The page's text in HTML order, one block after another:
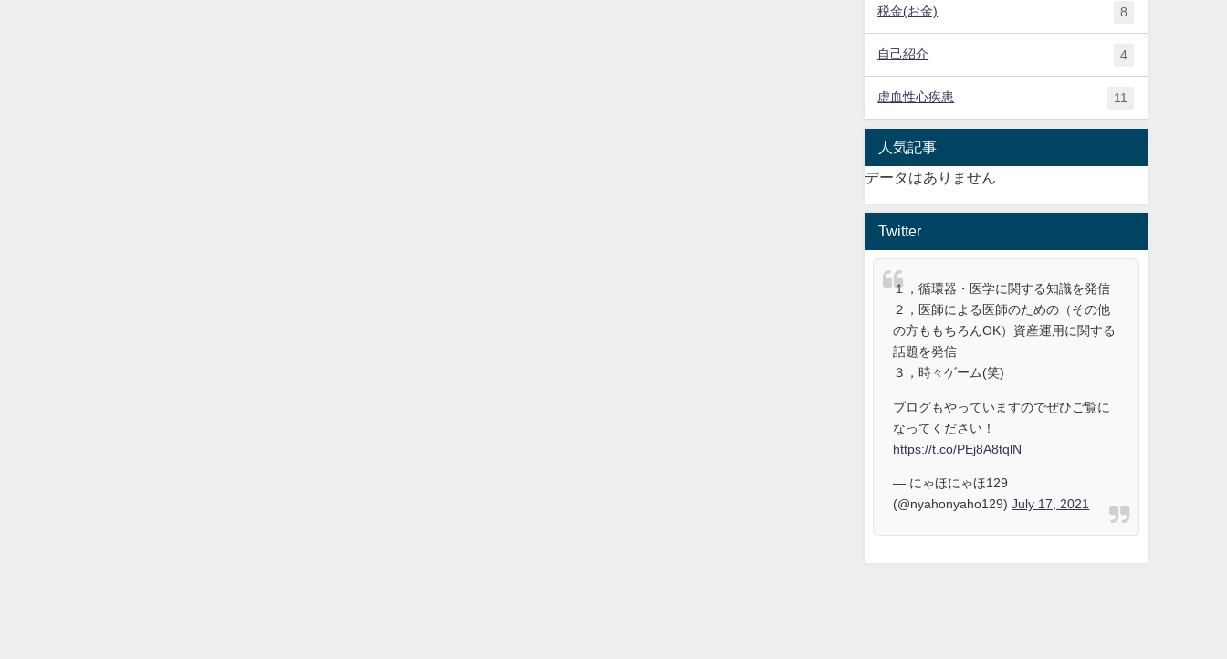
税金(お金) 8
自己紹介 4
虚血性心疾患 11
人気記事
データはありません
Twitter
１，循環器・医学に関する知識を発信
２，医師による医師のための（その他
の方ももちろんOK）資産運用に関する
話題を発信
３，時々ゲーム(笑)
ブログもやっていますのでぜひご覧に
なってください！
https://t.co/PEj8A8tqlN
— にゃほにゃほ129
(@nyahonyaho129)July 17, 2021